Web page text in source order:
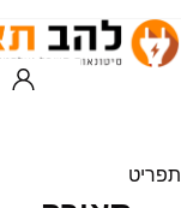
תפריט